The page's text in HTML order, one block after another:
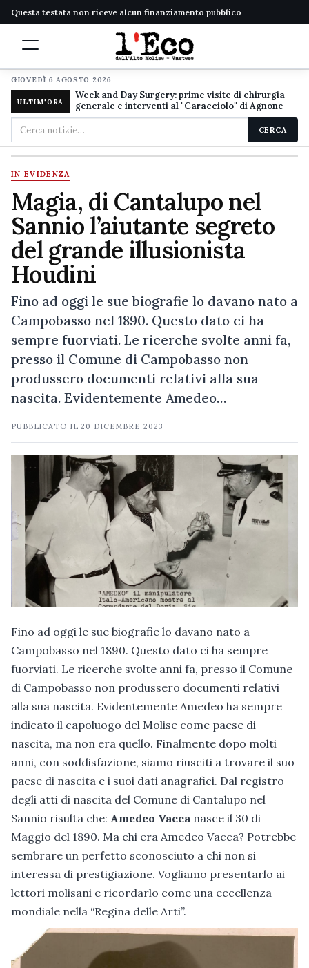
Questa testata non riceve alcun finanziamento pubblico
GIOVEDÌ 6 AGOSTO 2026
ULTIM'ORA
Week and Day Surgery: prime visite di chirurgia
generale e interventi al "Caracciolo" di Agnone
Cerca
nel
sito
CERCA
IN EVIDENZA
Magia, di Cantalupo nel
Sannio l’aiutante segreto
del grande illusionista
Houdini
Fino ad oggi le sue biografie lo davano nato a
Campobasso nel 1890. Questo dato ci ha
sempre fuorviati. Le ricerche svolte anni fa,
presso il Comune di Campobasso non
produssero documenti relativi alla sua
nascita. Evidentemente Amedeo…
PUBBLICATO IL20 DICEMBRE 2023
Fino ad oggi le sue biografie lo davano nato a
Campobasso nel 1890. Questo dato ci ha sempre
fuorviati. Le ricerche svolte anni fa, presso il Comune
di Campobasso non produssero documenti relativi
alla sua nascita. Evidentemente Amedeo ha sempre
indicato il capoluogo del Molise come paese di
nascita, ma non era quello. Finalmente dopo molti
anni, con soddisfazione, siamo riusciti a trovare il suo
paese di nascita e i suoi dati anagrafici. Dal registro
degli atti di nascita del Comune di Cantalupo nel
Sannio risulta che: Amedeo Vacca nasce il 30 di
Maggio del 1890. Ma chi era Amedeo Vacca? Potrebbe
sembrare un perfetto sconosciuto a chi non si
interessa di prestigiazione. Vogliamo presentarlo ai
lettori molisani e ricordarlo come una eccellenza
mondiale nella “Regina delle Arti”.